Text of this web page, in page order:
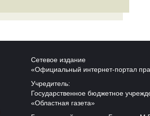
Сетевое издание
«Официальный интернет-портал
Учредитель:
Государственное бюджетное
«Областная газета»